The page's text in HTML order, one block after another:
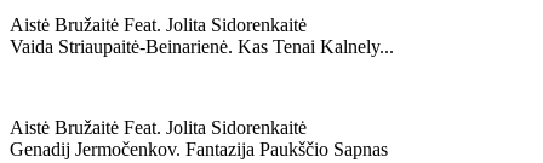
Aistė Bružaitė Feat. Jolita Sidorenkaitė
Vaida Striaupaitė-Beinarienė. Kas Tenai Kalnely...
Aistė Bružaitė Feat. Jolita Sidorenkaitė
Genadij Jermočenkov. Fantazija Paukščio Sapnas